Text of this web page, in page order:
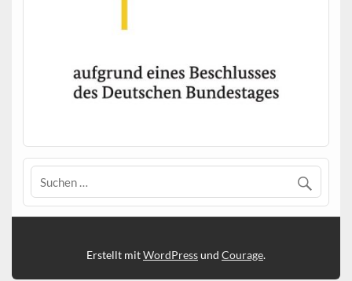
Erstellt mitWordPressund Courage.